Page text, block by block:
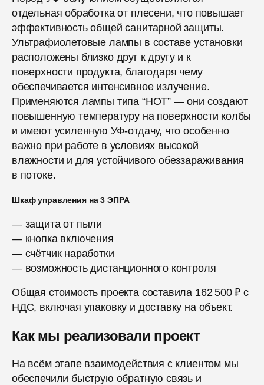
отдельная обработка от плесени, что повышает
эффективность общей санитарной защиты.
Ультрафиолетовые лампы в составе установки
расположены близко друг к другу и к
поверхности продукта, благодаря чему
обеспечивается интенсивное излучение.
Применяются лампы типа “HOT” — они создают
повышенную температуру на поверхности колбы
и имеют усиленную УФ-отдачу, что особенно
важно при работе в условиях высокой
влажности и для устойчивого обеззараживания
в потоке.
Шкаф управления на 3 ЭПРА
— защита от пыли
— кнопка включения
— счётчик наработки
— возможность дистанционного контроля
Общая стоимость проекта составила 162 500 ₽ с
НДС, включая упаковку и доставку на объект.
Как мы реализовали проект
На всём этапе взаимодействия с клиентом мы
обеспечили быструю обратную связь и